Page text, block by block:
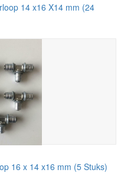
14 x16 X14 mm (24
16 x 14 x16 mm (5 Stuks)